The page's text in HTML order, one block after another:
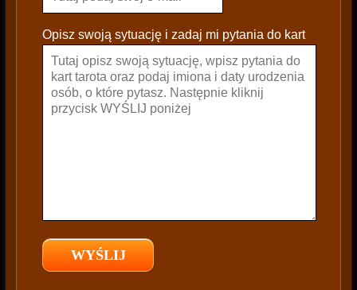
e
a
e
e
Opisz swoją sytuację i zadaj mi pytania do kart